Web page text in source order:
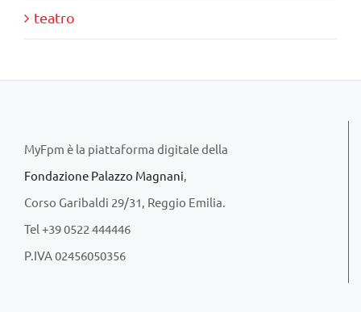
teatro
MyFpm è la piattaforma digitale della
Fondazione Palazzo Magnani,
Corso Garibaldi 29/31, Reggio Emilia.
Tel +39 0522 444446
P.IVA 02456050356